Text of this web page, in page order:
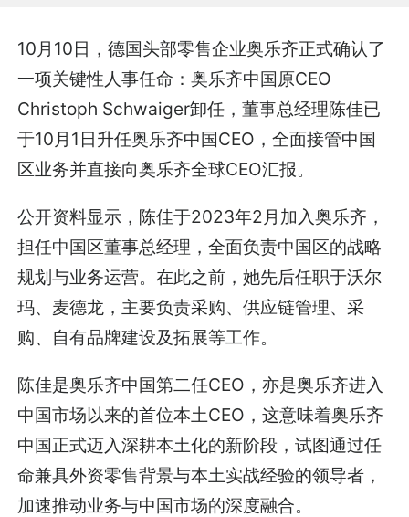
10月10日，德国头部零售企业奥乐齐正式确认了
一项关键性人事任命：奥乐齐中国原CEO
Christoph Schwaiger卸任，董事总经理陈佳已
于10月1日升任奥乐齐中国CEO，全面接管中国
区业务并直接向奥乐齐全球CEO汇报。
公开资料显示，陈佳于2023年2月加入奥乐齐，
担任中国区董事总经理，全面负责中国区的战略
规划与业务运营。在此之前，她先后任职于沃尔
玛、麦德龙，主要负责采购、供应链管理、采
购、自有品牌建设及拓展等工作。
陈佳是奥乐齐中国第二任CEO，亦是奥乐齐进入
中国市场以来的首位本土CEO，这意味着奥乐齐
中国正式迈入深耕本土化的新阶段，试图通过任
命兼具外资零售背景与本土实战经验的领导者，
加速推动业务与中国市场的深度融合。